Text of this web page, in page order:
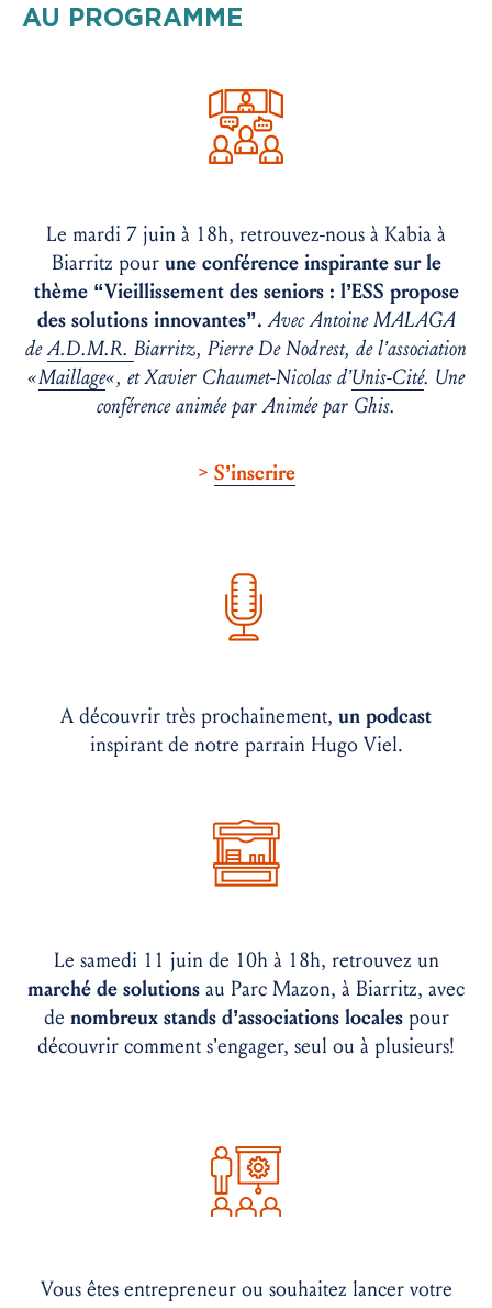
AU PROGRAMME
Le mardi 7 juin à 18h, retrouvez-nous à Kabia à
Biarritz pour une conférence inspirante sur le
thème “Vieillissement des seniors : l’ESS propose
des solutions innovantes”. Avec Antoine MALAGA
deA.D.M.R. Biarritz, Pierre De Nodrest, de l’association
«Maillage« , et Xavier Chaumet-Nicolas d’Unis-Cité. Une
conférence animée par Animée par Ghis.
> S’inscrire
A découvrir très prochainement, un podcast
inspirant de notre parrain Hugo Viel.
Le samedi 11 juin de 10h à 18h, retrouvez un
marché de solutions au Parc Mazon, à Biarritz, avec
de nombreux stands d’associations localespour
découvrir comment s’engager, seul ou à plusieurs!
Vous êtes entrepreneur ou souhaitez lancer votre